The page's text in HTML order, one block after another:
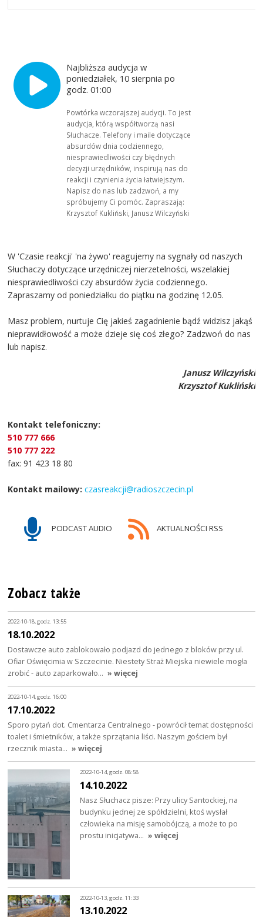
Najbliższa audycja w
poniedziałek, 10 sierpnia po
godz. 01:00
Powtórka wczorajszej audycji. To jest
audycja, którą współtworzą nasi
Słuchacze. Telefony i maile dotyczące
absurdów dnia codziennego,
niesprawiedliwości czy błędnych
decyzji urzędników, inspirują nas do
reakcji i czynienia życia łatwiejszym.
Napisz do nas lub zadzwoń, a my
spróbujemy Ci pomóc. Zapraszają:
Krzysztof Kukliński, Janusz Wilczyński
W 'Czasie reakcji' 'na żywo' reagujemy na sygnały od naszych
Słuchaczy dotyczące urzędniczej nierzetelności, wszelakiej
niesprawiedliwości czy absurdów życia codziennego.
Zapraszamy od poniedziałku do piątku na godzinę 12.05.
Masz problem, nurtuje Cię jakieś zagadnienie bądź widzisz jakąś
nieprawidłowość a może dzieje się coś złego? Zadzwoń do nas
lub napisz.
Janusz Wilczyński
Krzysztof Kukliński
Kontakt telefoniczny:
510 777 666
510 777 222
fax: 91 423 18 80
Kontakt mailowy: czasreakcji@radioszczecin.pl
PODCAST AUDIO AKTUALNOŚCI RSS
Zobacz także
2022-10-18, godz. 13:55
18.10.2022
Dostawcze auto zablokowało podjazd do jednego z bloków przy ul.
Ofiar Oświęcimia w Szczecinie. Niestety Straż Miejska niewiele mogła
zrobić - auto zaparkowało… » więcej
2022-10-14, godz. 16:00
17.10.2022
Sporo pytań dot. Cmentarza Centralnego - powrócił temat dostępności
toalet i śmietników, a także sprzątania liści. Naszym gościem był
rzecznik miasta… » więcej
2022-10-14, godz. 08:58
14.10.2022
Nasz Słuchacz pisze: Przy ulicy Santockiej, na
budynku jednej ze spółdzielni, ktoś wysłał
człowieka na misję samobójczą, a może to po
prostu inicjatywa… » więcej
2022-10-13, godz. 11:33
13.10.2022